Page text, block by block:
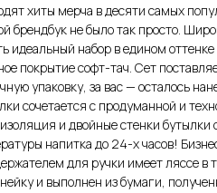
хиты мерча в десяти самых
брендбук не было так просто.
идеальный набор в едином
покрытие софт-тач. Сет
упаковку, за вас — осталось
сочетается с продуманной и
и двойные стенки бутылки
напитка до 24-х часов!
для ручки имеет ляссе в
и выполнен из бумаги,